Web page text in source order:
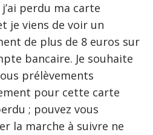
perdu ma carte
je viens de voir un
de plus de 8 euros sur
bancaire. Je souhaite
prélèvements
pour cette carte
; pouvez vous
la marche à suivre ne